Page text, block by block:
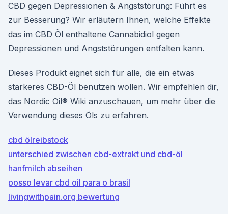
CBD gegen Depressionen & Angststörung: Führt es
zur Besserung? Wir erläutern Ihnen, welche Effekte
das im CBD Öl enthaltene Cannabidiol gegen
Depressionen und Angststörungen entfalten kann.
Dieses Produkt eignet sich für alle, die ein etwas
stärkeres CBD-Öl benutzen wollen. Wir empfehlen dir,
das Nordic Oil® Wiki anzuschauen, um mehr über die
Verwendung dieses Öls zu erfahren.
cbd ölreibstock
unterschied zwischen cbd-extrakt und cbd-öl
hanfmilch abseihen
posso levar cbd oil para o brasil
livingwithpain.org bewertung